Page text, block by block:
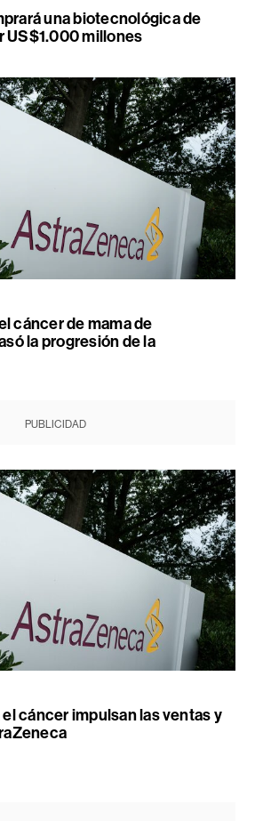
una biotecnológica de
US$1.000 millones
cáncer de mama de
la progresión de la
PUBLICIDAD
cáncer impulsan las ventas y